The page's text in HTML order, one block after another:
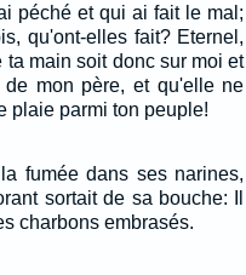
péché et qui ai fait le mal;
qu'ont-elles fait? Eternel,
ta main soit donc sur moi et
mon père, et qu'elle ne
plaie parmi ton peuple!
fumée dans ses narines,
sortait de sa bouche: Il
charbons embrasés.